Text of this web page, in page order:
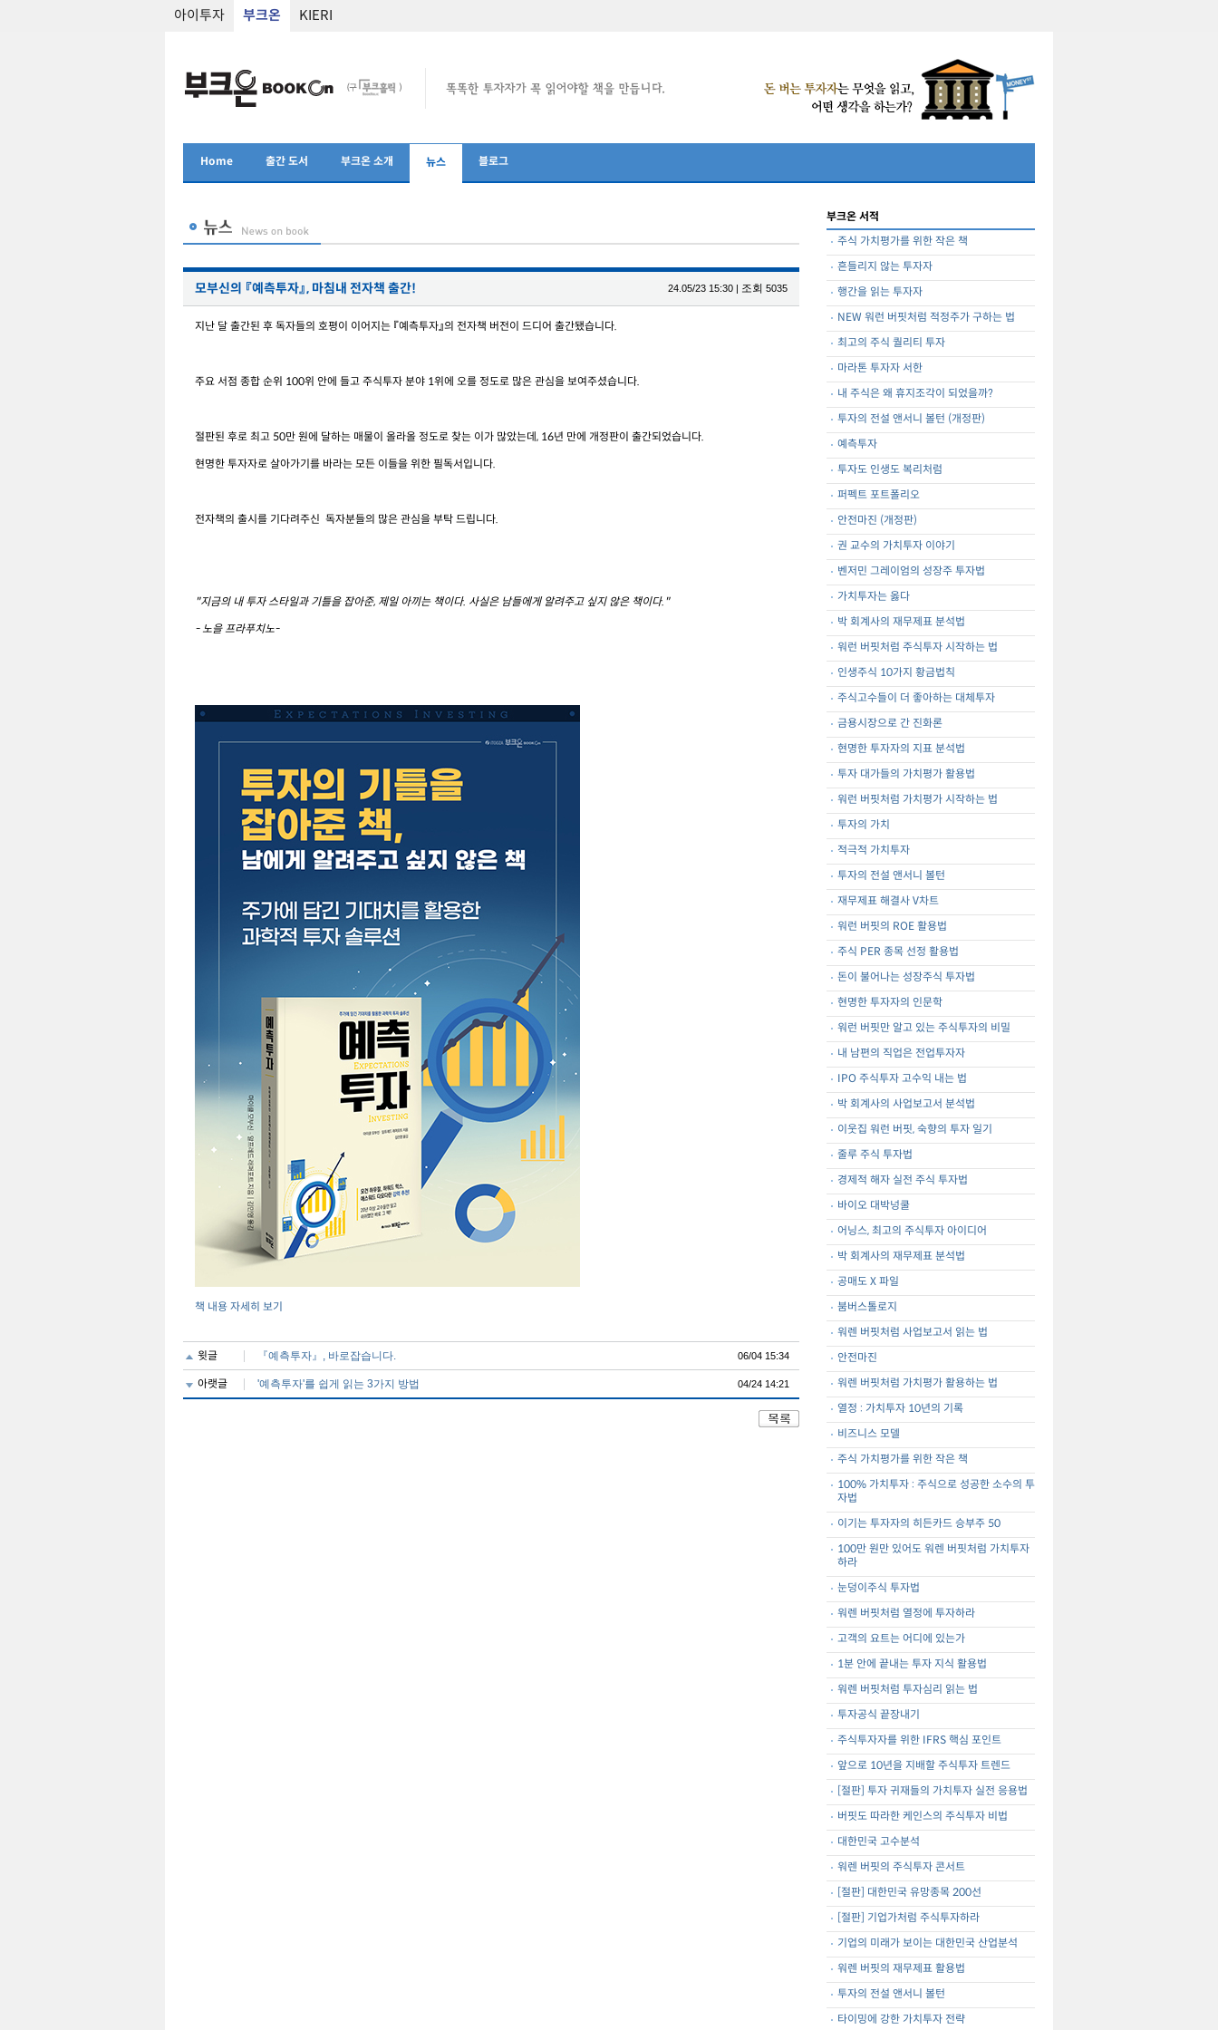
아이투자 부크온 KIERI
Home 출간 도서 부크온 소개 뉴스 블로그
모부신의 『예측투자』, 마침내 전자책 출간! 24.05/23 15:30 | 조회 5035
지난 달 출간된 후 독자들의 호평이 이어지는 『예측투자』의 전자책 버전이 드디어 출간됐습니다.
주요 서점 종합 순위 100위 안에 들고 주식투자 분야 1위에 오를 정도로 많은 관심을 보여주셨습니다.
절판된 후로 최고 50만 원에 달하는 매물이 올라올 정도로 찾는 이가 많았는데, 16년 만에 개정판이 출간되었습니다.
현명한 투자자로 살아가기를 바라는 모든 이들을 위한 필독서입니다.
전자책의 출시를 기다려주신 독자분들의 많은 관심을 부탁 드립니다.
"지금의 내 투자 스타일과 기틀을 잡아준, 제일 아끼는 책이다. 사실은 남들에게 알려주고 싶지 않은 책이다."
- 노을 프라푸치노-
책 내용 자세히 보기
윗글 『예측투자』, 바로잡습니다. 06/04 15:34
아랫글 '예측투자'를 쉽게 읽는 3가지 방법 04/24 14:21
부크온 서적
주식 가치평가를 위한 작은 책
흔들리지 않는 투자자
행간을 읽는 투자자
NEW 워런 버핏처럼 적정주가 구하는 법
최고의 주식 퀄리티 투자
마라톤 투자자 서한
내 주식은 왜 휴지조각이 되었을까?
투자의 전설 앤서니 볼턴 (개정판)
예측투자
투자도 인생도 복리처럼
퍼펙트 포트폴리오
안전마진 (개정판)
권 교수의 가치투자 이야기
벤저민 그레이엄의 성장주 투자법
가치투자는 옳다
박 회계사의 재무제표 분석법
워런 버핏처럼 주식투자 시작하는 법
인생주식 10가지 황금법칙
주식고수들이 더 좋아하는 대체투자
금용시장으로 간 진화론
현명한 투자자의 지표 분석법
투자 대가들의 가치평가 활용법
워런 버핏처럼 가치평가 시작하는 법
투자의 가치
적극적 가치투자
투자의 전설 앤서니 볼턴
재무제표 해결사 V차트
워런 버핏의 ROE 활용법
주식 PER 종목 선정 활용법
돈이 불어나는 성장주식 투자법
현명한 투자자의 인문학
워런 버핏만 알고 있는 주식투자의 비밀
내 남편의 직업은 전업투자자
IPO 주식투자 고수익 내는 법
박 회계사의 사업보고서 분석법
이웃집 워런 버핏, 숙향의 투자 일기
줄루 주식 투자법
경제적 해자 실전 주식 투자법
바이오 대박넝쿨
어닝스, 최고의 주식투자 아이디어
박 회계사의 재무제표 분석법
공매도 X 파일
붐버스톨로지
워렌 버핏처럼 사업보고서 읽는 법
안전마진
워렌 버핏처럼 가치평가 활용하는 법
열정 : 가치투자 10년의 기록
비즈니스 모델
주식 가치평가를 위한 작은 책
100% 가치투자 : 주식으로 성공한 소수의 투
자법
이기는 투자자의 히든카드 승부주 50
100만 원만 있어도 워렌 버핏처럼 가치투자
하라
눈덩이주식 투자법
워렌 버핏처럼 열정에 투자하라
고객의 요트는 어디에 있는가
1분 안에 끝내는 투자 지식 활용법
워렌 버핏처럼 투자심리 읽는 법
투자공식 끝장내기
주식투자자를 위한 IFRS 핵심 포인트
앞으로 10년을 지배할 주식투자 트렌드
[절판] 투자 귀재들의 가치투자 실전 응용법
버핏도 따라한 케인스의 주식투자 비법
대한민국 고수분석
워렌 버핏의 주식투자 콘서트
[절판] 대한민국 유망종목 200선
[절판] 기업가처럼 주식투자하라
기업의 미래가 보이는 대한민국 산업분석
워렌 버핏의 재무제표 활용법
투자의 전설 앤서니 볼턴
타이밍에 강한 가치투자 전략